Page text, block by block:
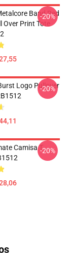
Band Red
Print Tote
-20%
Logo Pullover
-20%
Camisa T-20%